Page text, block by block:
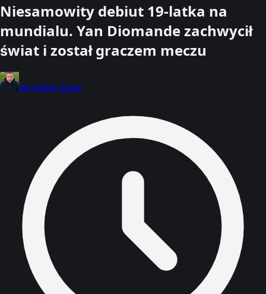
Niesamowity debiut 19-latka na
mundialu. Yan Diomande zachwycił
świat i został graczem meczu
Jarosław Zając